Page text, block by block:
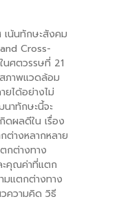
เน้นทักษะสังคม
Cross-
นศตวรรษที่ 21
ภาพแวดล้อม
ได้อย่างไม่
าทักษะนี้จะ
ดผลดีใน เรื่อง
ต่างหลากหลาย
กต่างทาง
คุณค่าที่แตก
มแตกต่างทาง
ความคิด วิธี